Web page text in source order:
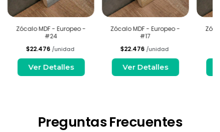
Zócalo MDF - Europeo -
#24
$22.476 /unidad
Ver Detalles
Zócalo MDF - Europeo -
#17
$22.476 /unidad
Ver Detalles
Preguntas Frecuentes